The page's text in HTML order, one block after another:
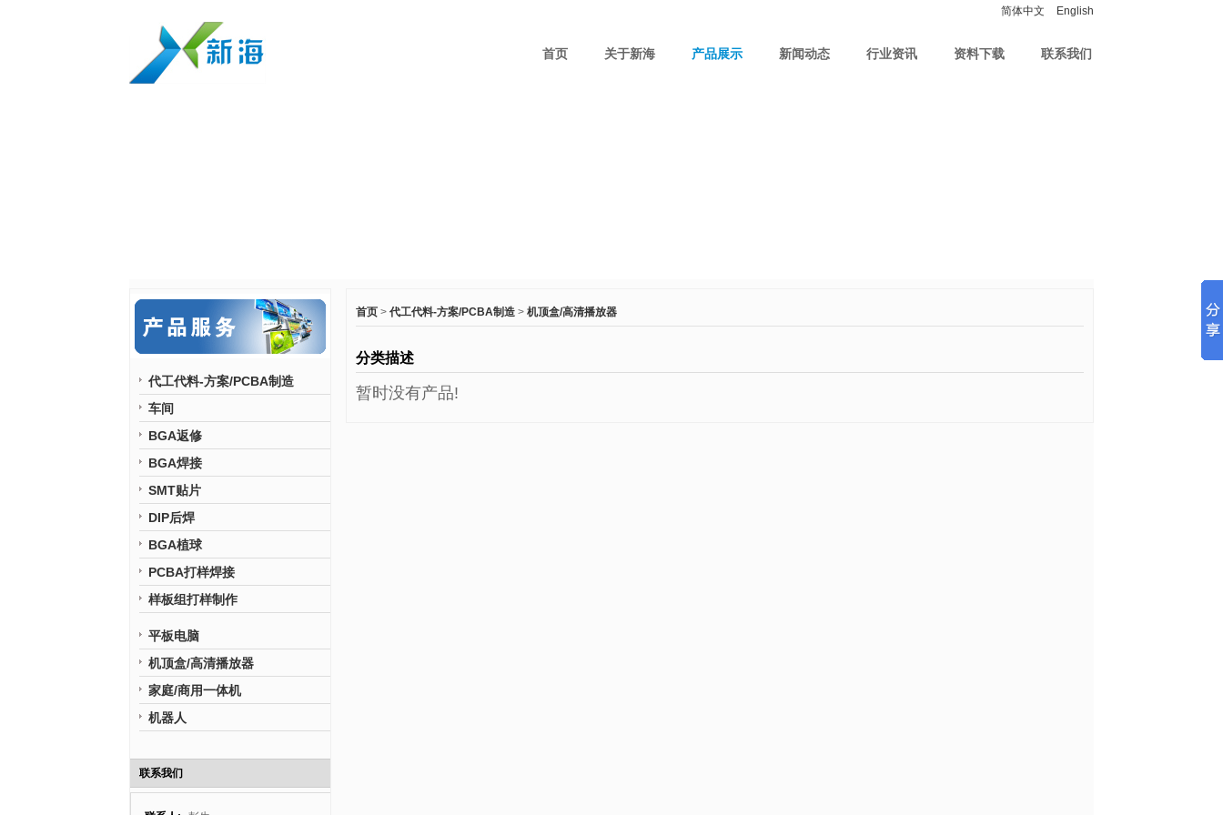
简体中文 English
联系我们
资料下载
行业资讯
新闻动态
产品展示
关于新海
首页
首页 > 代工代料-方案/PCBA制造 > 机顶盒/高清播放器
分类描述
暂时没有产品!
代工代料-方案/PCBA制造
车间
BGA返修
BGA焊接
SMT贴片
DIP后焊
BGA植球
PCBA打样焊接
样板组打样制作
平板电脑
机顶盒/高清播放器
家庭/商用一体机
机器人
联系我们